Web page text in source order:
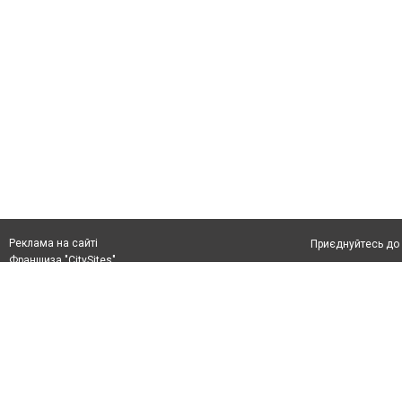
Реклама на сайті
Франшиза "CitySites"
Приєднуйтесь до